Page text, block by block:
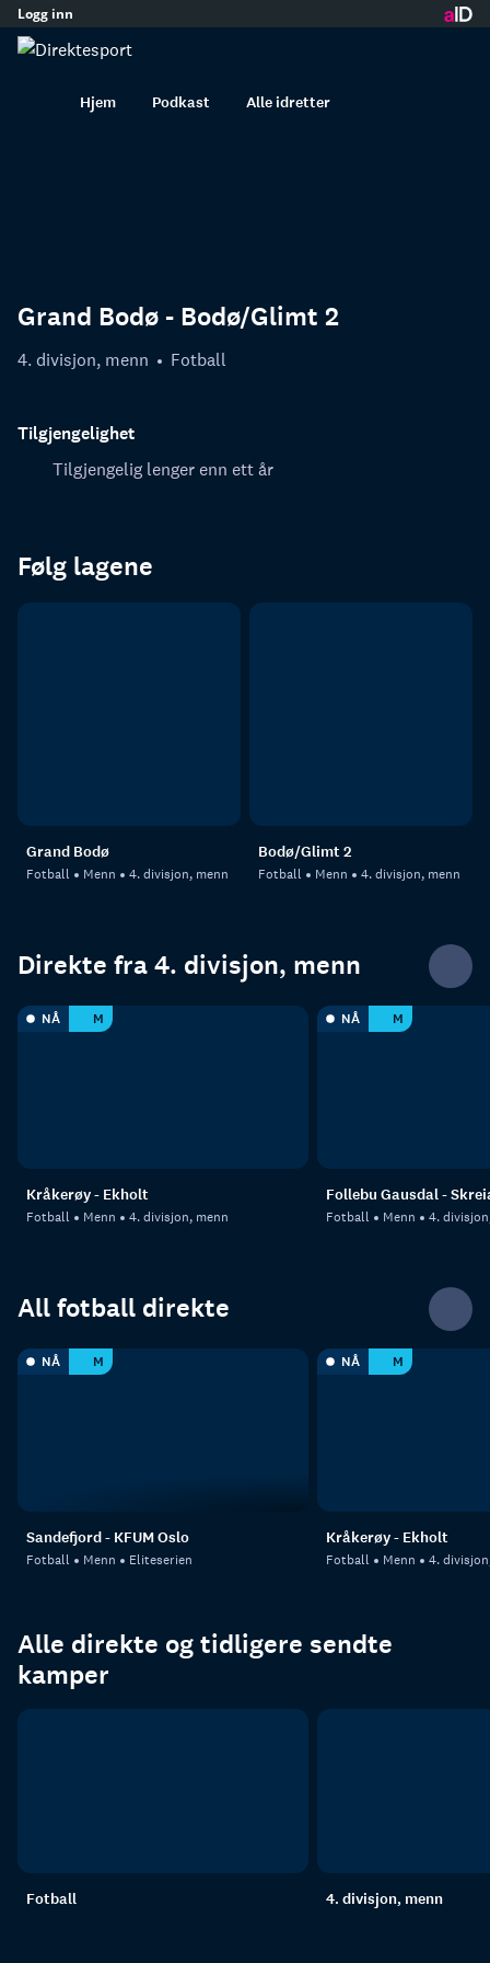
innhold
Logg inn
Hjem Podkast Alle idretter
Grand Bodø - Bodø/Glimt 2
4. divisjon, menn Fotball
Tilgjengelighet
Tilgjengelig lenger enn ett år
Følg lagene
Grand Bodø
Fotball Menn 4. divisjon, menn
Bodø/Glimt 2
Fotball Menn 4. divisjon, menn
Direkte fra 4. divisjon, menn
NÅ M
Kråkerøy - Ekholt
Fotball Menn 4. divisjon, menn
NÅ M
Follebu Gausdal -
Fotball Menn 4.
All fotball direkte
NÅ M
Sandefjord - KFUM Oslo
Fotball Menn Eliteserien
NÅ M
Kråkerøy - Ekholt
Fotball Menn 4.
Alle direkte og tidligere sendte
kamper
Fotball 4. divisjon, menn